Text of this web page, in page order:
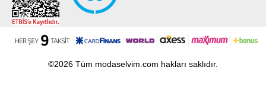
©2026 Tüm modaselvim.com hakları saklıdır.